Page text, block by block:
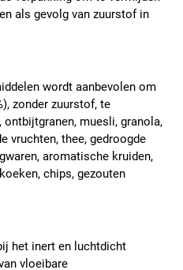
als gevolg van zuurstof in
wordt aanbevolen om
zonder zuurstof, te
muesli, granola,
vruchten, thee, gedroogde
aromatische kruiden,
chips, gezouten
het inert en luchtdicht
vloeibare